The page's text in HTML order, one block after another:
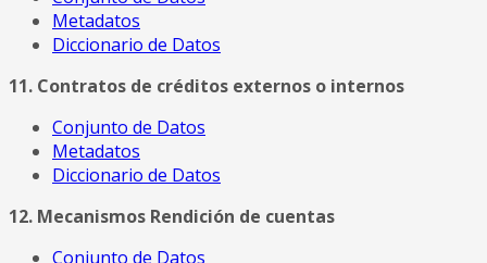
Metadatos
Diccionario de Datos
11. Contratos de créditos externos o internos
Conjunto de Datos
Metadatos
Diccionario de Datos
12. Mecanismos Rendición de cuentas
Conjunto de Datos